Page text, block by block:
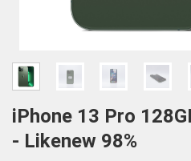
iPhone 13 Pro
- Likenew 98%